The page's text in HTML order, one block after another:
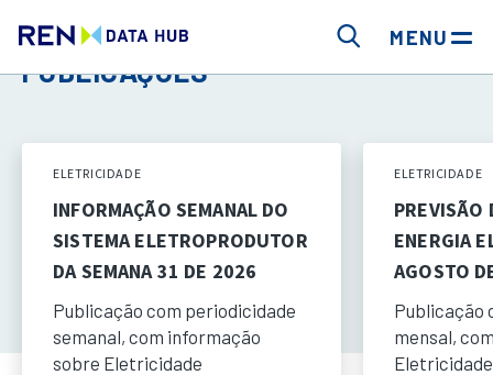
MENU
PUBLICAÇÕES
ELETRICIDADE
INFORMAÇÃO SEMANAL DO
SISTEMA ELETROPRODUTOR
DA SEMANA 31 DE 2026
Publicação com periodicidade
semanal, com informação
sobre Eletricidade
ELETRICIDADE
PREVISÃO
ENERGIA
AGOSTO
Publicação
mensal,
Eletricidade